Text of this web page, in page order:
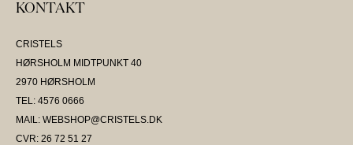
KONTAKT
CRISTELS
HØRSHOLM MIDTPUNKT 40
2970 HØRSHOLM
TEL: 4576 0666
MAIL: WEBSHOP@CRISTELS.DK
CVR: 26 72 51 27